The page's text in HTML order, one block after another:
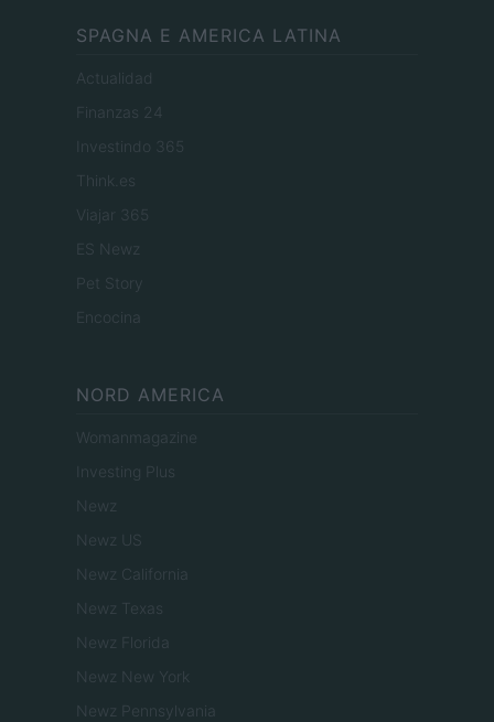
SPAGNA E AMERICA LATINA
Actualidad
Finanzas 24
Investindo 365
Think.es
Viajar 365
ES Newz
Pet Story
Encocina
NORD AMERICA
Womanmagazine
Investing Plus
Newz
Newz US
Newz California
Newz Texas
Newz Florida
Newz New York
Newz Pennsylvania